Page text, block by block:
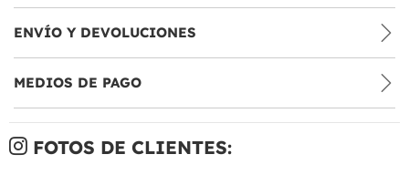
ENVÍO Y DEVOLUCIONES
MEDIOS DE PAGO
FOTOS DE CLIENTES: